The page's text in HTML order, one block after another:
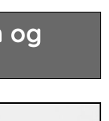
og